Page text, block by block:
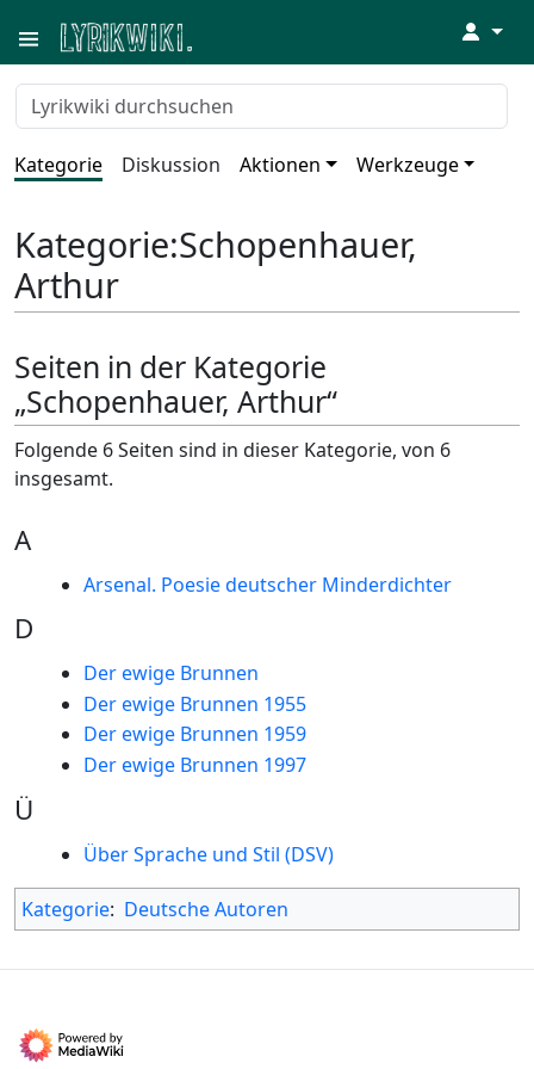
↓
Kategorie Diskussion Aktionen Werkzeuge
Kategorie:Schopenhauer,
Arthur
Seiten in der Kategorie
„Schopenhauer, Arthur“
Folgende 6 Seiten sind in dieser Kategorie, von 6
insgesamt.
A
Arsenal. Poesie deutscher Minderdichter
D
Der ewige Brunnen
Der ewige Brunnen 1955
Der ewige Brunnen 1959
Der ewige Brunnen 1997
Ü
Über Sprache und Stil (DSV)
Kategorie: Deutsche Autoren